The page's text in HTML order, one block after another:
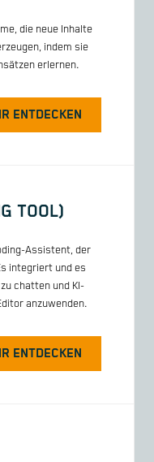
die neue Inhalte
indem sie
erlernen.
ENTDECKEN
TOOL)
Assistent, der
integriert und es
chatten und KI-
anzuwenden.
ENTDECKEN